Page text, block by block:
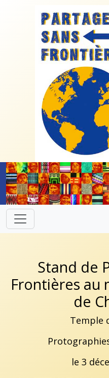
Stand de
Frontières au
de
Temple
le 3